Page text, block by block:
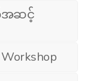
အဆင့်